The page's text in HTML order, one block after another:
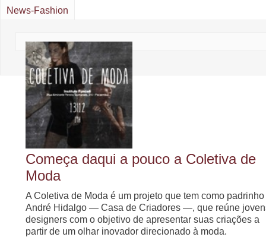
News-Fashion
Começa daqui a pouco a Coletiva de
Moda
A Coletiva de Moda é um projeto que tem como padrinho
André Hidalgo ― Casa de Criadores ―, que reúne
designers com o objetivo de apresentar suas criações a
partir de um olhar inovador direcionado à moda.